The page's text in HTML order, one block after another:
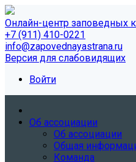
Онлайн-центр заповедных
+7 (911) 410-0221
info@zapovednayastrana.ru
Версия для слабовидящих
Войти
Об ассоциации
Об ассоциации
Общая
Команда